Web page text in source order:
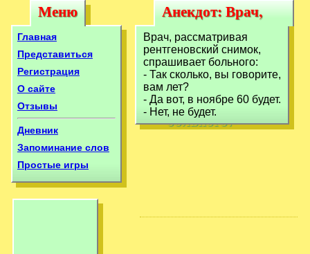
Меню
Меню
Главная
Представиться
Регистрация
О сайте
Отзывы
Дневник
Запоминание слов
Простые игры
Анекдот: Врач,
рассматривая
рентгеновский
снимок,
спрашивает
больного:-
Анекдот: Врач,
рассматривая
рентгеновский
снимок,
спрашивает
больного:-
Врач, рассматривая
рентгеновский снимок,
спрашивает больного:
- Так сколько, вы говорите,
вам лет?
- Да вот, в ноябре 60 будет.
- Нет, не будет.